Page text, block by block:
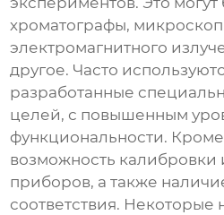
хроматографы,
электромагнитного
другое. Часто
разработанные
целей, с повышенным
функциональности. Кроме
возможность калибровки
приборов, а также
соответствия. Некоторые